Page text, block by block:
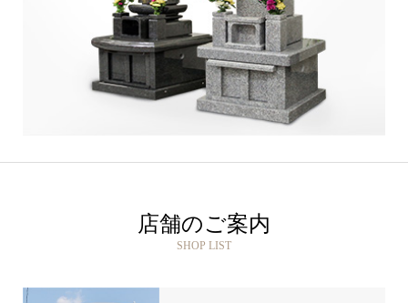
店舗のご案内
SHOP LIST